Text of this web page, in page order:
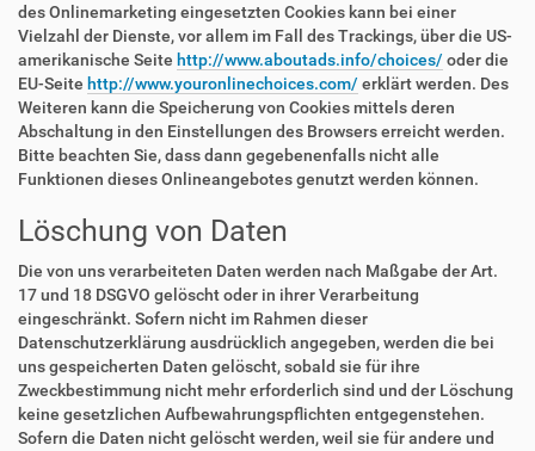
des Onlinemarketing eingesetzten Cookies kann bei einer
Vielzahl der Dienste, vor allem im Fall des Trackings, über die US-
amerikanische Seite http://www.aboutads.info/choices/ oder die
EU-Seite http://www.youronlinechoices.com/ erklärt werden. Des
Weiteren kann die Speicherung von Cookies mittels deren
Abschaltung in den Einstellungen des Browsers erreicht werden.
Bitte beachten Sie, dass dann gegebenenfalls nicht alle
Funktionen dieses Onlineangebotes genutzt werden können.
Löschung von Daten
Die von uns verarbeiteten Daten werden nach Maßgabe der Art.
17 und 18 DSGVO gelöscht oder in ihrer Verarbeitung
eingeschränkt. Sofern nicht im Rahmen dieser
Datenschutzerklärung ausdrücklich angegeben, werden die bei
uns gespeicherten Daten gelöscht, sobald sie für ihre
Zweckbestimmung nicht mehr erforderlich sind und der Löschung
keine gesetzlichen Aufbewahrungspflichten entgegenstehen.
Sofern die Daten nicht gelöscht werden, weil sie für andere und